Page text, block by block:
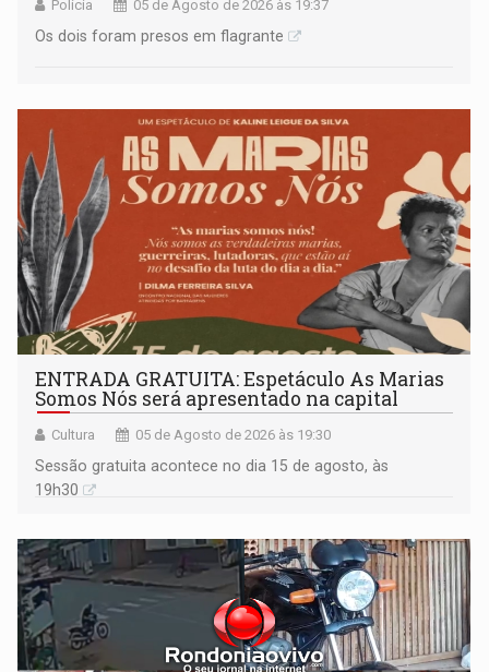
Polícia 05 de Agosto de 2026 às 19:37
Os dois foram presos em flagrante
ENTRADA GRATUITA: Espetáculo As Marias
Somos Nós será apresentado na capital
Cultura 05 de Agosto de 2026 às 19:30
Sessão gratuita acontece no dia 15 de agosto, às
19h30